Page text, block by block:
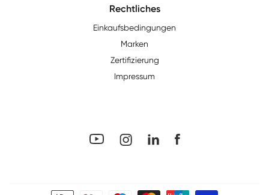
Rechtliches
Einkaufsbedingungen
Marken
Zertifizierung
Impressum
YouTubeInstagramLinkedInFacebook
Zahlungsmethoden